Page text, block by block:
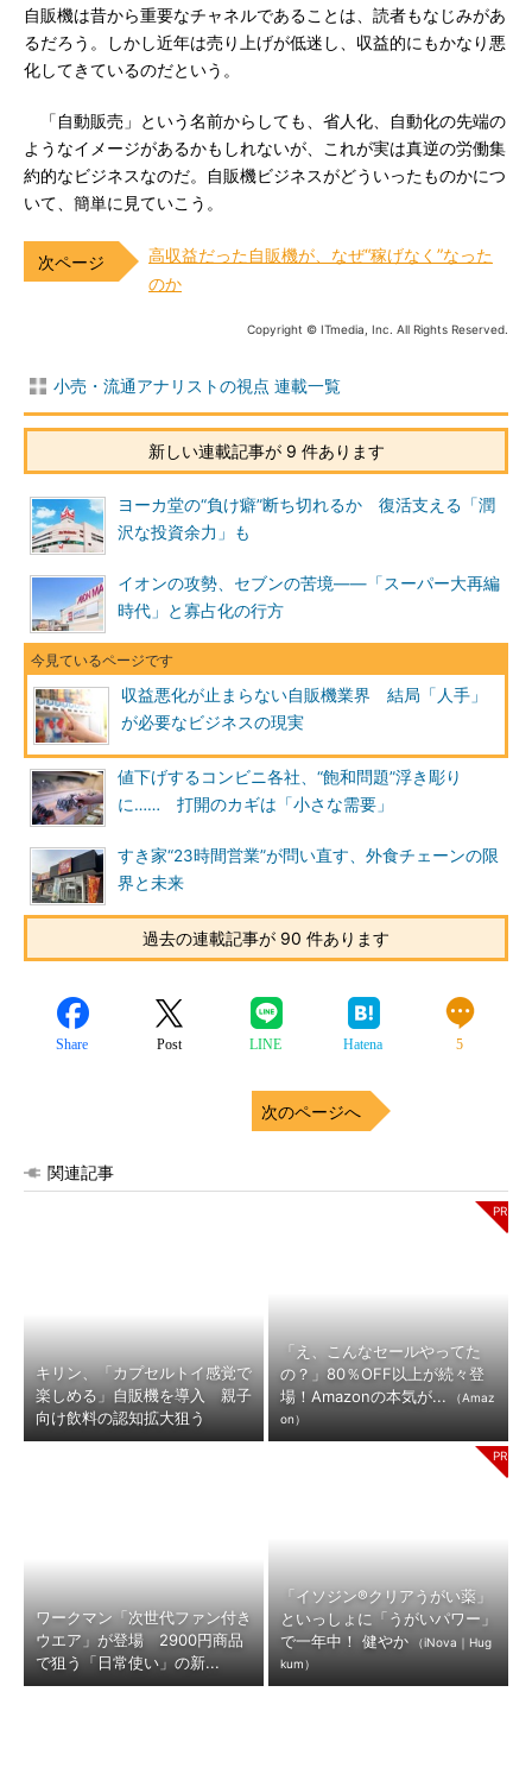
自販機は昔から重要なチャネルであることは、読者もなじみがあ
るだろう。しかし近年は売り上げが低迷し、収益的にもかなり悪
化してきているのだという。
「自動販売」という名前からしても、省人化、自動化の先端の
ようなイメージがあるかもしれないが、これが実は真逆の労働集
約的なビジネスなのだ。自販機ビジネスがどういったものかにつ
いて、簡単に見ていこう。
高収益だった自販機が、なぜ“稼げなく”なった
のか
Copyright © ITmedia, Inc. All Rights Reserved.
小売・流通アナリストの視点 連載一覧
新しい連載記事が 9 件あります
ヨーカ堂の“負け癖”断ち切れるか 復活支える「潤
沢な投資余力」も
イオンの攻勢、セブンの苦境――「スーパー大再編
時代」と寡占化の行方
収益悪化が止まらない自販機業界 結局「人手」
が必要なビジネスの現実
値下げするコンビニ各社、“飽和問題”浮き彫り
に…… 打開のカギは「小さな需要」
すき家“23時間営業”が問い直す、外食チェーンの限
界と未来
過去の連載記事が 90 件あります
Share Post LINE Hatena 5
次のページへ
関連記事
キリン、「カプセルトイ感覚で
楽しめる」自販機を導入 親子
向け飲料の認知拡大狙う
「え、こんなセールやってた
の？」80％OFF以上が続々登
場！Amazonの本気が...
（Amaz
on）
ワークマン「次世代ファン付き
ウエア」が登場 2900円商品
で狙う「日常使い」の新...
「イソジン®クリアうがい薬」
といっしょに「うがいパワー」
で一年中！ 健やか
（iNova｜Hug
kum）